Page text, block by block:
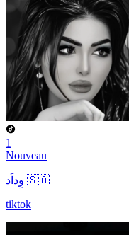
1
Nouveau
وِداَد 🇸🇦
tiktok